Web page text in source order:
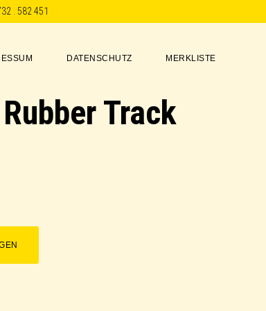
. 582 451
DATENSCHUTZ MERKLISTE
Track